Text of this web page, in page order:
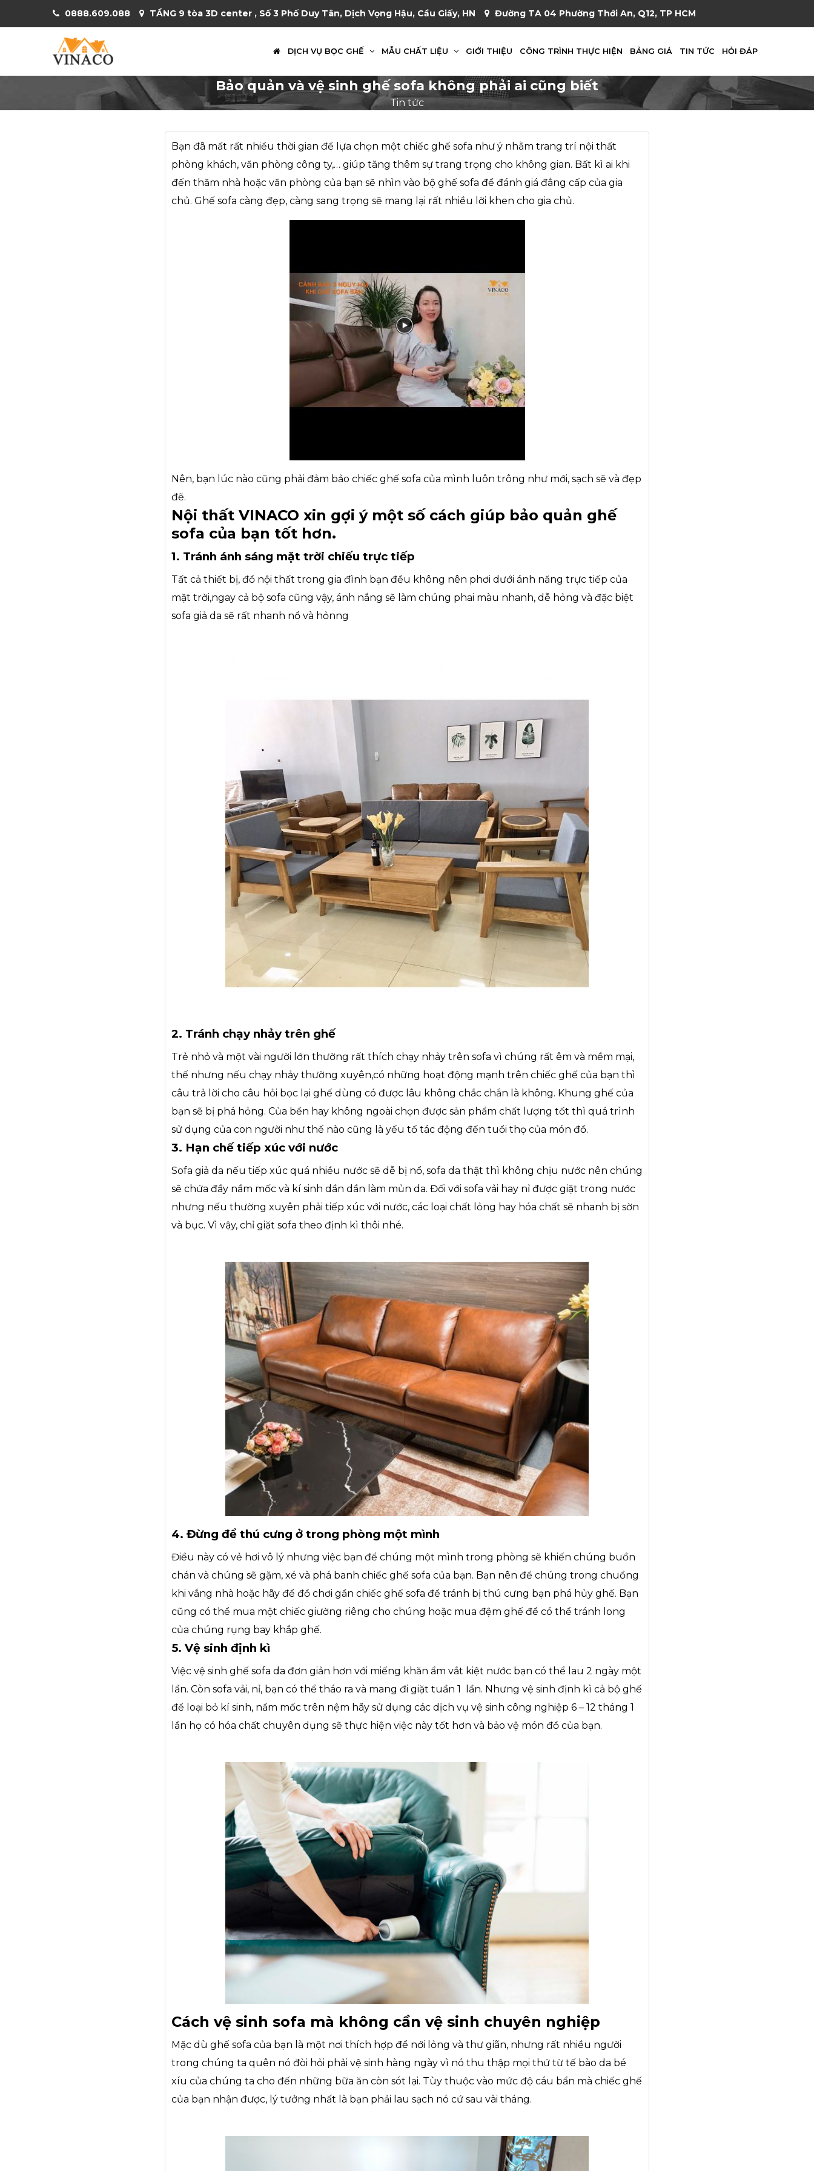
0888.609.088 TẦNG 9 tòa 3D center , Số 3 Phố Duy Tân, Dịch Vọng Hậu, Cầu Giấy, HN Đường TA 04 Phường Thới An, Q12, TP HCM
DỊCH VỤ BỌC GHẾ MẪU CHẤT LIỆU GIỚI THIỆU CÔNG TRÌNH THỰC HIỆN BẢNG GIÁ TIN TỨC HỎI ĐÁP
Bảo quản và vệ sinh ghế sofa không phải ai cũng biết
Tin tức
Bạn đã mất rất nhiều thời gian để lựa chọn một chiếc ghế sofa như ý nhằm trang trí nội thất
phòng khách, văn phòng công ty,… giúp tăng thêm sự trang trọng cho không gian. Bất kì ai khi
đến thăm nhà hoặc văn phòng của bạn sẽ nhìn vào bộ ghế sofa để đánh giá đẳng cấp của gia
chủ. Ghế sofa càng đẹp, càng sang trọng sẽ mang lại rất nhiều lời khen cho gia chủ.
Nên, bạn lúc nào cũng phải đảm bảo chiếc ghế sofa của mình luôn trông như mới, sạch sẽ và đẹp
đẽ.
Nội thất VINACO xin gợi ý một số cách giúp bảo quản ghế
sofa của bạn tốt hơn.
1. Tránh ánh sáng mặt trời chiếu trực tiếp
Tất cả thiết bị, đồ nội thất trong gia đình bạn đều không nên phơi dưới ánh năng trực tiếp của
mặt trời,ngay cả bộ sofa cũng vậy, ánh nắng sẽ làm chúng phai màu nhanh, dễ hỏng và đặc biệt
sofa giả da sẽ rất nhanh nổ và hỏnng
2. Tránh chạy nhảy trên ghế
Trẻ nhỏ và một vài người lớn thường rất thích chạy nhảy trên sofa vì chúng rất êm và mềm mại,
thế nhưng nếu chạy nhảy thường xuyên,có những hoạt động mạnh trên chiếc ghế của bạn thì
câu trả lời cho câu hỏi bọc lại ghế dùng có được lâu không chắc chắn là không. Khung ghế của
bạn sẽ bị phá hỏng. Của bền hay không ngoài chọn được sản phẩm chất lượng tốt thì quá trình
sử dụng của con người như thế nào cũng là yếu tố tác động đến tuổi thọ của món đồ.
3. Hạn chế tiếp xúc với nước
Sofa giả da nếu tiếp xúc quá nhiều nước sẽ dễ bị nổ, sofa da thật thì không chịu nước nên chúng
sẽ chứa đầy nầm mốc và kí sinh dần dần làm mủn da. Đối với sofa vải hay nỉ được giặt trong nước
nhưng nếu thường xuyên phải tiếp xúc với nước, các loại chất lỏng hay hóa chất sẽ nhanh bị sờn
và bục. Vì vậy, chỉ giặt sofa theo định kì thôi nhé.
4. Đừng để thú cưng ở trong phòng một mình
Điều này có vẻ hơi vô lý nhưng việc bạn để chúng một mình trong phòng sẽ khiến chúng buồn
chán và chúng sẽ gặm, xé và phá banh chiếc ghế sofa của bạn. Bạn nên để chúng trong chuồng
khi vắng nhà hoặc hãy để đồ chơi gần chiếc ghế sofa để tránh bị thú cưng bạn phá hủy ghế. Bạn
cũng có thể mua một chiếc giường riêng cho chúng hoặc mua đệm ghế để có thể tránh long
của chúng rụng bay khắp ghế.
5. Vệ sinh định kì
Việc vệ sinh ghế sofa da đơn giản hơn với miếng khăn ẩm vắt kiệt nước bạn có thể lau 2 ngày một
lần. Còn sofa vải, nỉ, bạn có thể tháo ra và mang đi giặt tuần 1 lần. Nhưng vệ sinh định kì cả bộ ghế
để loại bỏ kí sinh, nầm mốc trên nệm hãy sử dụng các dịch vụ vệ sinh công nghiệp 6 – 12 tháng 1
lần họ có hóa chất chuyên dụng sẽ thực hiện việc này tốt hơn và bảo vệ món đồ của bạn.
Cách vệ sinh sofa mà không cần vệ sinh chuyên nghiệp
Mặc dù ghế sofa của bạn là một nơi thích hợp để nới lỏng và thư giãn, nhưng rất nhiều người
trong chúng ta quên nó đòi hỏi phải vệ sinh hàng ngày vì nó thu thập mọi thứ từ tế bào da bé
xíu của chúng ta cho đến những bữa ăn còn sót lại. Tùy thuộc vào mức độ cáu bẩn mà chiếc ghế
của bạn nhận được, lý tưởng nhất là bạn phải lau sạch nó cứ sau vài tháng.